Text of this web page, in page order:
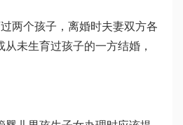
两个孩子，离婚时夫妻双方各
未生育过孩子的一方结婚，